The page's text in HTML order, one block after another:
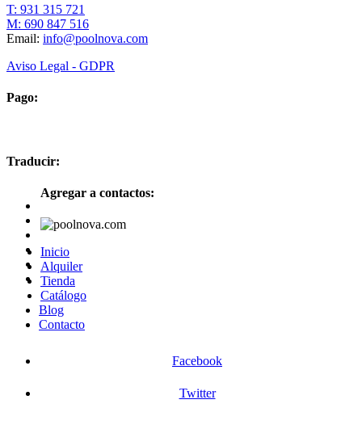
T: 931 315 721
M: 690 847 516
Email: info@poolnova.com
Aviso Legal - GDPR
Pago:
Traducir:
Agregar a contactos:
Inicio
Alquiler
Tienda
Catálogo
Blog
Contacto
Facebook
Twitter